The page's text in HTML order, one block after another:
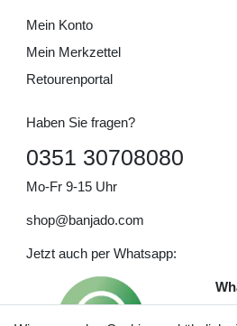
Mein Konto
Mein Merkzettel
Retourenportal
Haben Sie fragen?
0351 30708080
Mo-Fr 9-15 Uhr
shop@banjado.com
Jetzt auch per Whatsapp: